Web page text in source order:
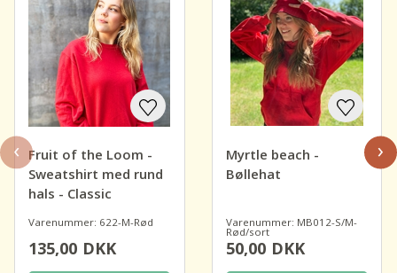
Fruit of the Loom -
Sweatshirt med rund
hals - Classic
Varenummer: 622-M-Rød
135,00DKK
Myrtle beach -
Bøllehat
Varenummer: MB012-S/M-
Rød/sort
50,00DKK
‹ ›